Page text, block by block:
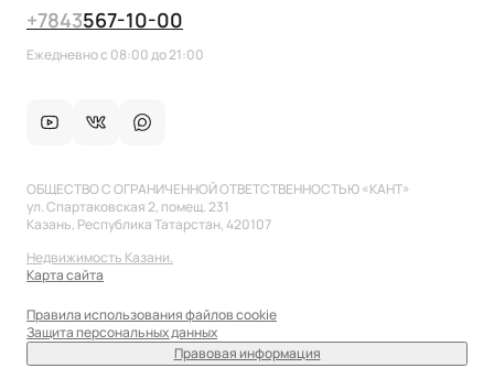
+7843567-10-00
Ежедневно с 08:00 до 21:00
ОБЩЕСТВО С ОГРАНИЧЕННОЙ ОТВЕТСТВЕННОСТЬЮ «КАНТ»
ул. Спартаковская 2, помещ. 231
Казань, Республика Татарстан, 420107
Недвижимость Казани.
Карта сайта
Правила использования файлов cookie
Защита персональных данных
Правовая информация